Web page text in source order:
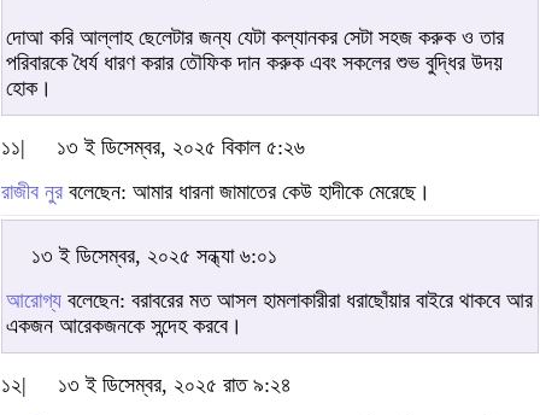
দোআ করি আল্লাহ ছেলেটার জন্য যেটা কল্যানকর সেটা সহজ করুক ও তার
পরিবারকে ধৈর্য ধারণ করার তৌফিক দান করুক এবং সকলের শুভ বুদ্ধির উদয়
হোক।
১১|
১৩ ই ডিসেম্বর, ২০২৫ বিকাল ৫:২৬
রাজীব নুর বলেছেন: আমার ধারনা জামাতের কেউ হাদীকে মেরেছে।
১৩ ই ডিসেম্বর, ২০২৫ সন্ধ্যা ৬:০১
আরোগ্য বলেছেন: বরাবরের মত আসল হামলাকারীরা ধরাছোঁয়ার বাইরে থাকবে আর
একজন আরেকজনকে সন্দেহ করবে।
১২|
১৩ ই ডিসেম্বর, ২০২৫ রাত ৯:২৪